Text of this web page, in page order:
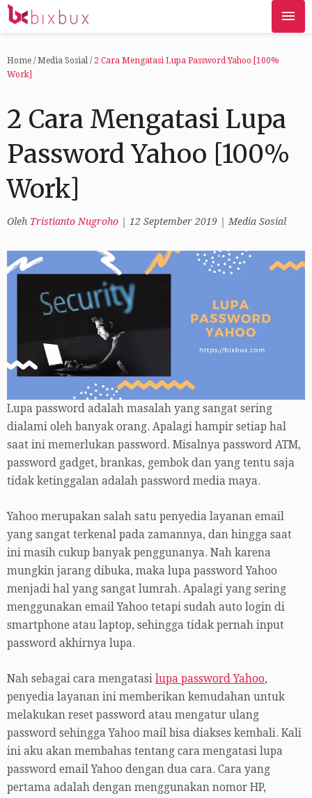
Home / Media Sosial / 2 Cara Mengatasi Lupa Password Yahoo [100%
Work]
2 Cara Mengatasi Lupa
Password Yahoo [100%
Work]
Oleh Tristianto Nugroho 12 September 2019 Media Sosial
Lupa password adalah masalah yang sangat sering
dialami oleh banyak orang. Apalagi hampir setiap hal
saat ini memerlukan password. Misalnya password ATM,
password gadget, brankas, gembok dan yang tentu saja
tidak ketinggalan adalah password media maya.
Yahoo merupakan salah satu penyedia layanan email
yang sangat terkenal pada zamannya, dan hingga saat
ini masih cukup banyak penggunanya. Nah karena
mungkin jarang dibuka, maka lupa password Yahoo
menjadi hal yang sangat lumrah. Apalagi yang sering
menggunakan email Yahoo tetapi sudah auto login di
smartphone atau laptop, sehingga tidak pernah input
password akhirnya lupa.
Nah sebagai cara mengatasi lupa password Yahoo,
penyedia layanan ini memberikan kemudahan untuk
melakukan reset password atau mengatur ulang
password sehingga Yahoo mail bisa diakses kembali. Kali
ini aku akan membahas tentang cara mengatasi lupa
password email Yahoo dengan dua cara. Cara yang
pertama adalah dengan menggunakan nomor HP,